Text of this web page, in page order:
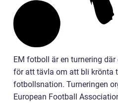
EM fotboll är en turnering
för att tävla om att bli krönta
fotbollsnation. Turneringen
European Football